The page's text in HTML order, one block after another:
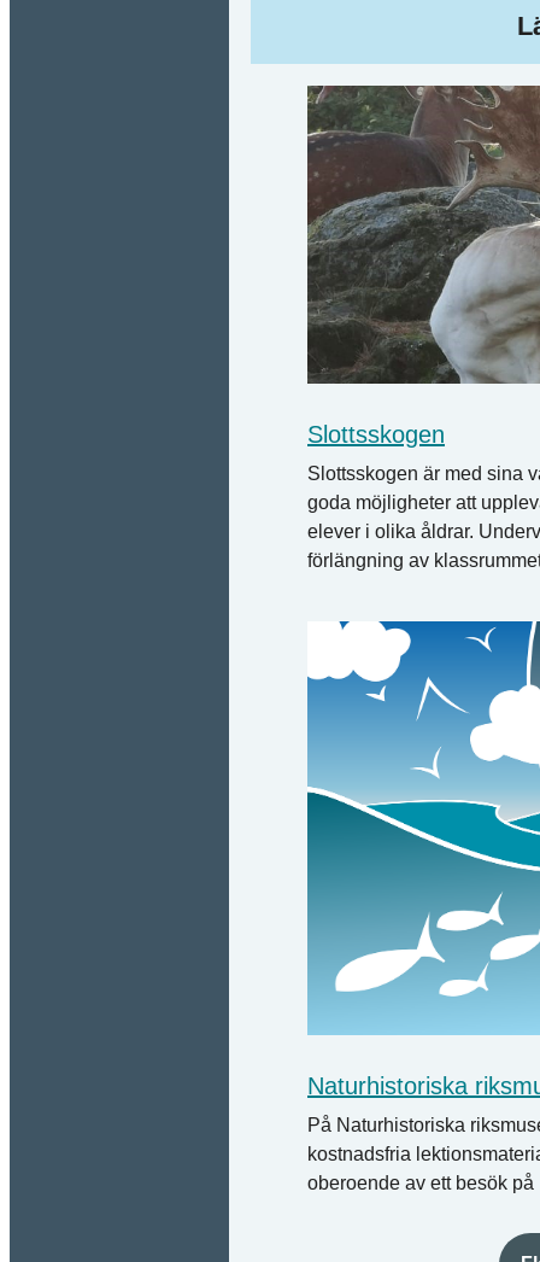
Slottsskogen
Slottsskogen är med sina
goda möjligheter att
elever i olika åldrar.
förlängning av
Naturhistoriska
På Naturhistoriska
kostnadsfria
oberoende av ett besök